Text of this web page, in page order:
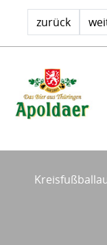
zurück